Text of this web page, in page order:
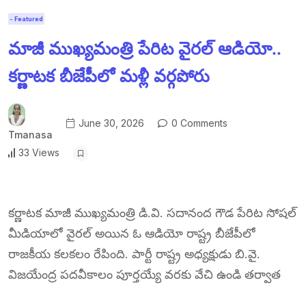
- Featured
మాజీ ముఖ్యమంత్రి పేరిట వైరల్ ఆడియో..
కర్ణాటక బీజేపీలో మళ్లీ వర్గపోరు
Tmanasa
June 30, 2026 0 Comments
33 Views
కర్ణాటక మాజీ ముఖ్యమంత్రి డి.వి. సదానంద గౌడ పేరిట సోషల్
మీడియాలో వైరల్ అయిన ఓ ఆడియో రాష్ట్ర బీజేపీలో
రాజకీయ కలకలం రేపింది. పార్టీ రాష్ట్ర అధ్యక్షుడు బి.వై.
విజయేంద్ర పదవీకాలం పూర్తయ్యే వరకు వేచి ఉండి తర్వాత